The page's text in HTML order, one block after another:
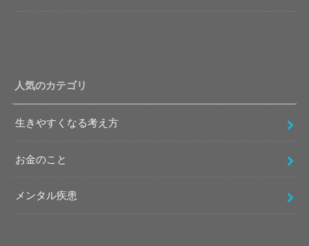
人気のカテゴリ
生きやすくなる考え方
お金のこと
メンタル疾患